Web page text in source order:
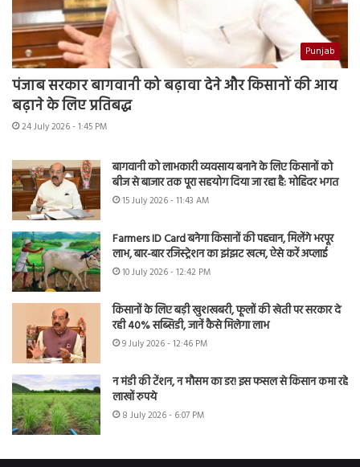
Punjab
पंजाब सरकार बागवानी को बढ़ावा देने और किसानों की आय
बढ़ाने के लिए प्रतिबद्ध
24 July 2026 - 1:45 PM
बागवानी को लाभकारी व्यवसाय बनाने के लिए किसानों को
बीज से बाजार तक पूरा सहयोग दिया जा रहा है: मोहिंदर भगत
15 July 2026 - 11:43 AM
Farmers ID Card बनेगा किसानों की पहचान, मिलेंगे भरपूर
लाभ, बार-बार रजिस्ट्रेशन का झंझट खत्म, ऐसे करें अप्लाई
10 July 2026 - 12:42 PM
किसानों के लिए बड़ी खुशखबरी, फूलों की खेती पर सरकार दे
रही 40% सब्सिडी, जानें कैसे मिलेगा लाभ
9 July 2026 - 12:46 PM
न मंडी की टेंशन, न मौसम का डर! इस फसल से किसान कमा रहे
लाखों रुपये
8 July 2026 - 6:07 PM